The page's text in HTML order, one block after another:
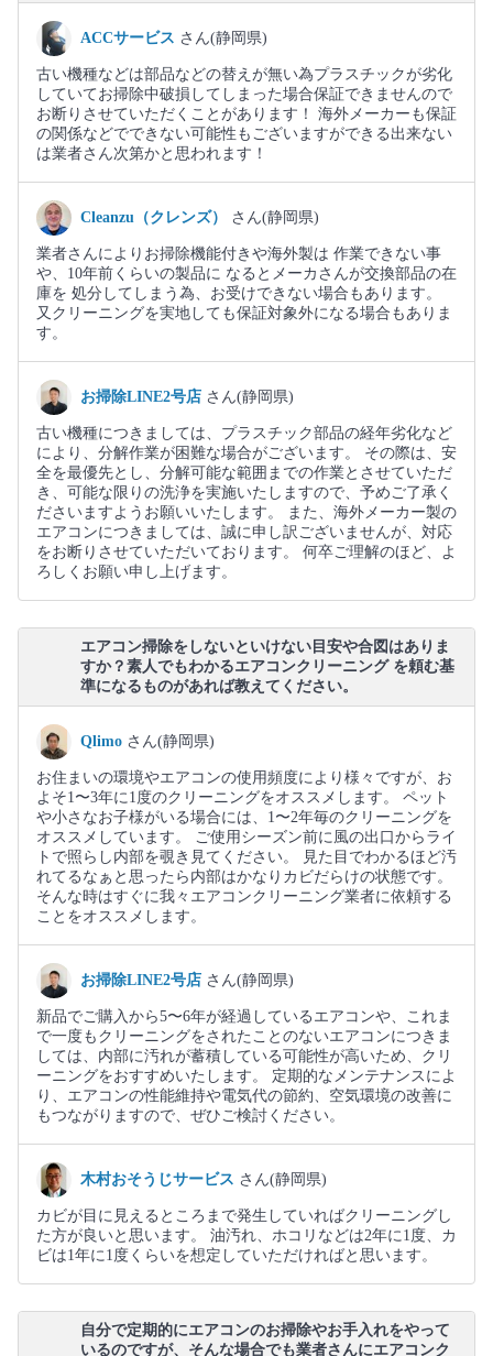
ACCサービス さん(静岡県)
古い機種などは部品などの替えが無い為プラスチックが劣化
していてお掃除中破損してしまった場合保証できませんので
お断りさせていただくことがあります！ 海外メーカーも保証
の関係などでできない可能性もございますができる出来ない
は業者さん次第かと思われます！
Cleanzu（クレンズ） さん(静岡県)
業者さんによりお掃除機能付きや海外製は 作業できない事
や、10年前くらいの製品に なるとメーカさんが交換部品の在
庫を 処分してしまう為、お受けできない場合もあります。
又クリーニングを実地しても保証対象外になる場合もありま
す。
お掃除LINE2号店 さん(静岡県)
古い機種につきましては、プラスチック部品の経年劣化など
により、分解作業が困難な場合がございます。 その際は、安
全を最優先とし、分解可能な範囲までの作業とさせていただ
き、可能な限りの洗浄を実施いたしますので、予めご了承く
ださいますようお願いいたします。 また、海外メーカー製の
エアコンにつきましては、誠に申し訳ございませんが、対応
をお断りさせていただいております。 何卒ご理解のほど、よ
ろしくお願い申し上げます。
エアコン掃除をしないといけない目安や合図はありま
すか？素人でもわかるエアコンクリーニング を頼む基
準になるものがあれば教えてください。
Qlimo さん(静岡県)
お住まいの環境やエアコンの使用頻度により様々ですが、お
よそ1〜3年に1度のクリーニングをオススメします。 ペット
や小さなお子様がいる場合には、1〜2年毎のクリーニングを
オススメしています。 ご使用シーズン前に風の出口からライ
トで照らし内部を覗き見てください。 見た目でわかるほど汚
れてるなぁと思ったら内部はかなりカビだらけの状態です。
そんな時はすぐに我々エアコンクリーニング業者に依頼する
ことをオススメします。
お掃除LINE2号店 さん(静岡県)
新品でご購入から5〜6年が経過しているエアコンや、これま
で一度もクリーニングをされたことのないエアコンにつきま
しては、内部に汚れが蓄積している可能性が高いため、クリ
ーニングをおすすめいたします。 定期的なメンテナンスによ
り、エアコンの性能維持や電気代の節約、空気環境の改善に
もつながりますので、ぜひご検討ください。
木村おそうじサービス さん(静岡県)
カビが目に見えるところまで発生していればクリーニングし
た方が良いと思います。 油汚れ、ホコリなどは2年に1度、カ
ビは1年に1度くらいを想定していただければと思います。
自分で定期的にエアコンのお掃除やお手入れをやって
いるのですが、そんな場合でも業者さんにエアコンク